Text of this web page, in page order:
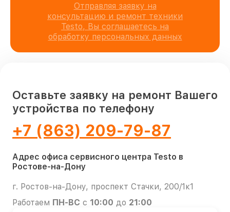
Отправляя заявку на
консультацию и ремонт техники
Testo, Вы соглашаетесь на
обработку персональных данных
Оставьте заявку на ремонт Вашего
устройства по телефону
+7 (863) 209-79-87
Адрес офиса сервисного центра Testo в
Ростове-на-Дону
г. Ростов-на-Дону, проспект Стачки, 200/1к1
Работаем ПН-ВС с 10:00 до 21:00